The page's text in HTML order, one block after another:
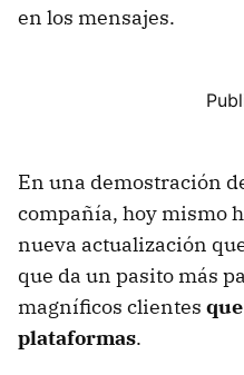
en los mensajes.
En una demostración
compañía, hoy mismo
nueva actualización
que da un pasito más
magníficos clientes
plataformas.